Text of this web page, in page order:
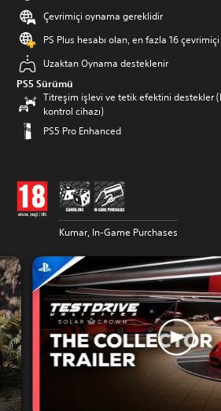
Çevrimiçi oynama gereklidir
PS Plus hesabı olan, en fazla 16
Uzaktan Oynama desteklenir
PS5 Sürümü
Titreşim işlevi ve tetik efektini destekler
kontrol cihazı)
PS5 Pro Enhanced
Kumar, In-Game Purchases